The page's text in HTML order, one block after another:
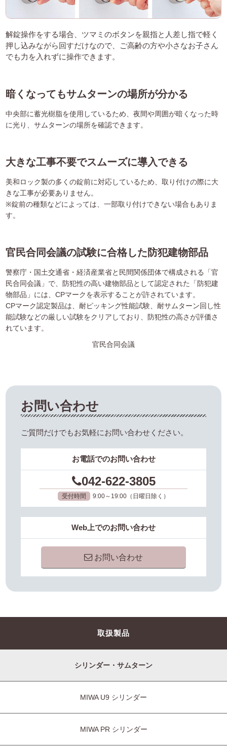
解錠操作をする場合、ツマミのボタンを親指と人差し指で軽く
押し込みながら回すだけなので、ご高齢の方や小さなお子さん
でも力を入れずに操作できます。
暗くなってもサムターンの場所が分かる
中央部に蓄光樹脂を使用しているため、夜間や周囲が暗くなった時
に光り、サムターンの場所を確認できます。
大きな工事不要でスムーズに導入できる
美和ロック製の多くの錠前に対応しているため、取り付けの際に大
きな工事が必要ありません。
※錠前の種類などによっては、一部取り付けできない場合もありま
す。
官民合同会議の試験に合格した防犯建物部品
警察庁・国土交通省・経済産業省と民間関係団体で構成される「官
民合同会議」で、防犯性の高い建物部品として認定された「防犯建
物部品」には、CPマークを表示することが許されています。
CPマーク認定製品は、耐ピッキング性能試験、耐サムターン回し性
能試験などの厳しい試験をクリアしており、防犯性の高さが評価さ
れています。
官民合同会議
お問い合わせ
ご質問だけでもお気軽にお問い合わせください。
お電話でのお問い合わせ
042-622-3805
受付時間 9:00～19:00（日曜日除く）
Web上でのお問い合わせ
お問い合わせ
取扱製品
シリンダー・サムターン
MIWA U9 シリンダー
MIWA PR シリンダー